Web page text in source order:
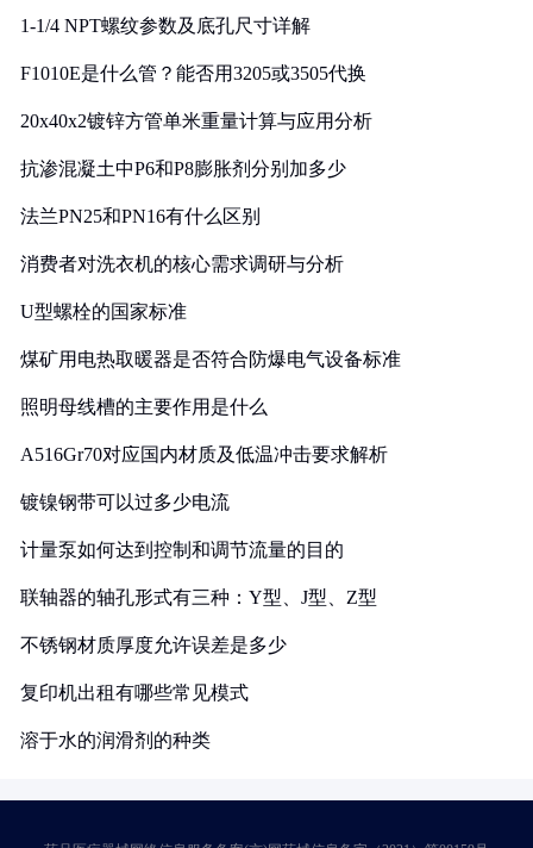
1-1/4 NPT螺纹参数及底孔尺寸详解
F1010E是什么管？能否用3205或3505代换
20x40x2镀锌方管单米重量计算与应用分析
抗渗混凝土中P6和P8膨胀剂分别加多少
法兰PN25和PN16有什么区别
消费者对洗衣机的核心需求调研与分析
U型螺栓的国家标准
煤矿用电热取暖器是否符合防爆电气设备标准
照明母线槽的主要作用是什么
A516Gr70对应国内材质及低温冲击要求解析
镀镍钢带可以过多少电流
计量泵如何达到控制和调节流量的目的
联轴器的轴孔形式有三种：Y型、J型、Z型
不锈钢材质厚度允许误差是多少
复印机出租有哪些常见模式
溶于水的润滑剂的种类